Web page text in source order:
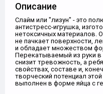
Описание
Слайм или "лизун" - это
антистресс-игрушка,
нетоксичных материалов.
не пачкает поверхности,
и обладает множеством
Перекатываемый из руки в
снизит тревожность, а
свойствах, составе и,
творческий потенциал
выполнен в форме яйца с